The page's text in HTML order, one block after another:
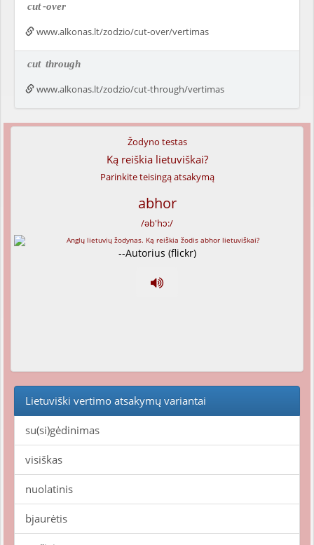
cut-over
www.alkonas.lt/zodzio/cut-over/vertimas
cut through
www.alkonas.lt/zodzio/cut-through/vertimas
Žodyno testas
Ką reiškia lietuviškai?
Parinkite teisingą atsakymą
abhor
/əb'hɔ:/
--Autorius (flickr)
Lietuviški vertimo atsakymų variantai
su(si)gėdinimas
visiškas
nuolatinis
bjaurėtis